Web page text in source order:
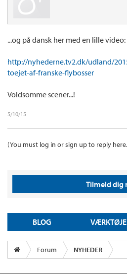
...og på dansk her med en lille video:
http://nyhederne.tv2.dk/udland/
toejet-af-franske-flybosser
Voldsomme scener...!
5/10/15
(You must log in or sign up to reply
Tilmeld dig
BLOG
Forum NYHEDER